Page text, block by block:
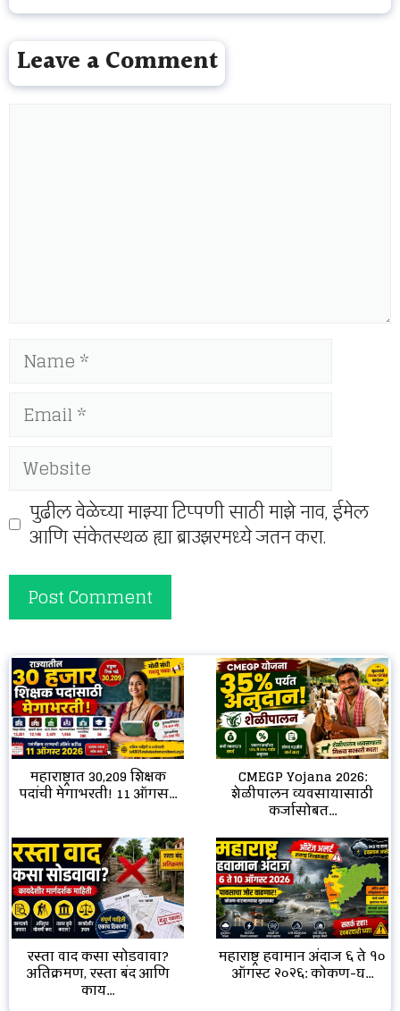
Leave a Comment
Name
Email
Website
पुढील वेळेच्या माझ्या टिप्पणी साठी माझे नाव, ईमेल
आणि संकेतस्थळ ह्या ब्राउझरमध्ये जतन करा.
महाराष्ट्रात 30,209 शिक्षक
पदांची मेगाभरती! 11 ऑगस...
CMEGP Yojana 2026:
शेळीपालन व्यवसायासाठी
कर्जासोबत...
रस्ता वाद कसा सोडवावा?
अतिक्रमण, रस्ता बंद आणि
काय...
महाराष्ट्र हवामान अंदाज ६ ते १०
ऑगस्ट २०२६: कोकण-घ...